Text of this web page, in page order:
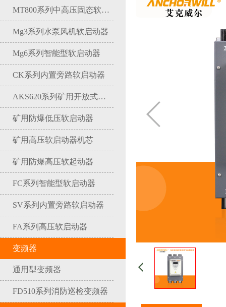
MT800系列中高压固态软启动器
Mg3系列水泵风机软启动器
Mg6系列智能型软启动器
CK系列内置旁路软启动器
AKS620系列矿用开放式软启动器
矿用防爆低压软启动器
矿用高压软启动器机芯
矿用防爆高压软起动器
FC系列智能型软启动器
SV系列内置旁路软启动器
FA系列高压软启动器
变频器
通用型变频器
FD510系列消防巡检变频器